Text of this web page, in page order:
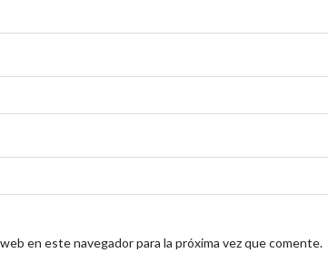
en este navegador para la próxima vez que comente.